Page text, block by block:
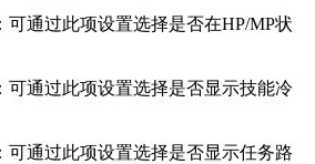
可通过此项设置选择是否在HP/MP状
可通过此项设置选择是否显示技能冷
可通过此项设置选择是否显示任务路